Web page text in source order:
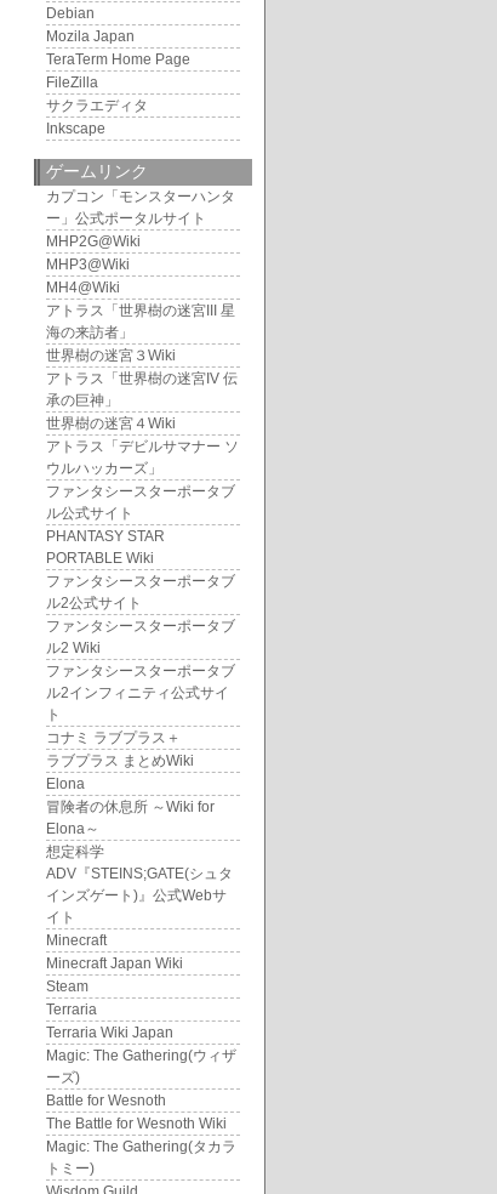
Debian
Mozila Japan
TeraTerm Home Page
FileZilla
サクラエディタ
Inkscape
ゲームリンク
カプコン「モンスターハンタ
ー」公式ポータルサイト
MHP2G@Wiki
MHP3@Wiki
MH4@Wiki
アトラス「世界樹の迷宮III 星
海の来訪者」
世界樹の迷宮３Wiki
アトラス「世界樹の迷宮IV 伝
承の巨神」
世界樹の迷宮４Wiki
アトラス「デビルサマナー ソ
ウルハッカーズ」
ファンタシースターポータブ
ル公式サイト
PHANTASY STAR
PORTABLE Wiki
ファンタシースターポータブ
ル2公式サイト
ファンタシースターポータブ
ル2 Wiki
ファンタシースターポータブ
ル2インフィニティ公式サイ
ト
コナミ ラブプラス＋
ラブプラス まとめWiki
Elona
冒険者の休息所 ～Wiki for
Elona～
想定科学
ADV『STEINS;GATE(シュタ
インズゲート)』公式Webサ
イト
Minecraft
Minecraft Japan Wiki
Steam
Terraria
Terraria Wiki Japan
Magic: The Gathering(ウィザ
ーズ)
Battle for Wesnoth
The Battle for Wesnoth Wiki
Magic: The Gathering(タカラ
トミー)